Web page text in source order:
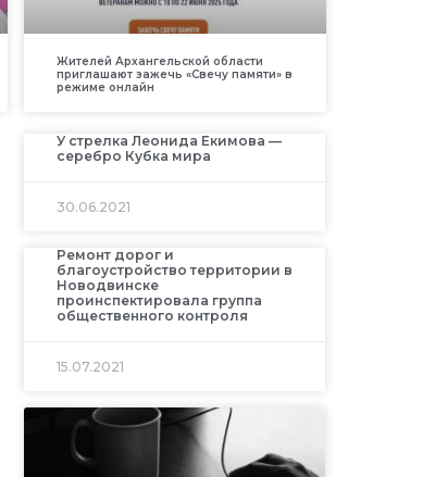
Жителей Архангельской области
приглашают зажечь «Свечу памяти» в
режиме онлайн
У стрелка Леонида Екимова —
серебро Кубка мира
30.06.2021
Ремонт дорог и
благоустройство территории в
Новодвинске
проинспектировала группа
общественного контроля
15.07.2021